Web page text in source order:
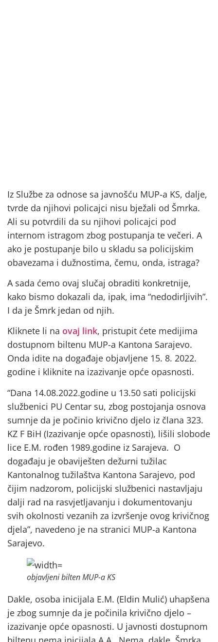
Iz Službe za odnose sa javnošću MUP-a KS, dalje,
tvrde da njihovi policajci nisu bježali od Šmrka.
Ali su potvrdili da su njihovi policajci pod
internom istragom zbog postupanja te večeri. A
ako je postupanje bilo u skladu sa policijskim
obavezama i dužnostima, čemu, onda, istraga?
A sada ćemo ovaj slučaj obraditi konkretnije,
kako bismo dokazali da, ipak, ima “nedodirljivih”.
I da je Šmrk jedan od njih.
Kliknete li na ovaj link, pristupit ćete medijima
dostupnom biltenu MUP-a Kantona Sarajevo.
Onda idite na događaje objavljene 15. 8. 2022.
godine i kliknite na izazivanje opće opasnosti.
“Dana 14.08.2022.godine u 13.50 sati policijski
službenici PU Centar su, zbog postojanja osnova
sumnje da je počinio krivično djelo iz člana 323.
KZ F BiH (Izazivanje opće opasnosti), lišili slobode
lice E.M. rođen 1989.godine iz Sarajeva. O
događaju je obaviješten dežurni tužilac
Kantonalnog tužilaštva Kantona Sarajevo, pod
čijim nadzorom, policijski službenici nastavljaju
dalji rad na rasvjetljavanju i dokumentovanju
svih okolnosti vezanih za izvršenje ovog krivičnog
djela”, navedeno je na stranici MUP-a Kantona
Sarajevo.
objavljeni bilten MUP-a KS
Dakle, osoba inicijala E.M. (Eldin Mulić) uhapšena
je zbog sumnje da je počinila krivično djelo –
izazivanje opće opasnosti. U javnosti dostupnom